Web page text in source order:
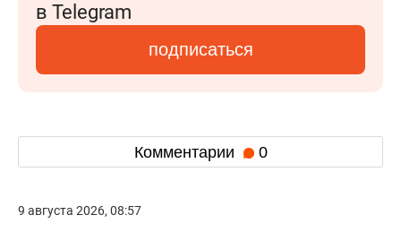
в Telegram
подписаться
Комментарии 0
9 августа 2026, 08:57